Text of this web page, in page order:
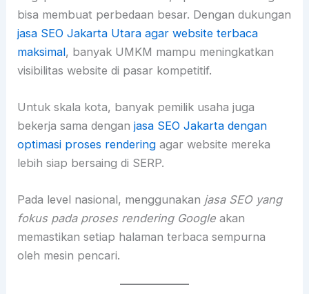
bisa membuat perbedaan besar. Dengan dukungan
jasa SEO Jakarta Utara agar website terbaca
maksimal, banyak UMKM mampu meningkatkan
visibilitas website di pasar kompetitif.
Untuk skala kota, banyak pemilik usaha juga
bekerja sama denganjasa SEO Jakarta dengan
optimasi proses rendering agar website mereka
lebih siap bersaing di SERP.
Pada level nasional, menggunakan jasa SEO yang
fokus pada proses rendering Google akan
memastikan setiap halaman terbaca sempurna
oleh mesin pencari.